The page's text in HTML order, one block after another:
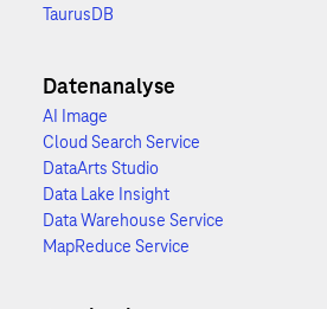
TaurusDB
Datenanalyse
AI Image
Cloud Search Service
DataArts Studio
Data Lake Insight
Data Warehouse Service
MapReduce Service